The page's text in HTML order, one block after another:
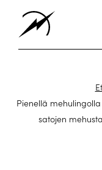
Pienellä
satojen